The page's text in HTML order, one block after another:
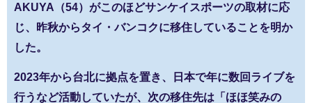
AKUYA（54）がこのほどサンケイスポーツの取材に応
じ、昨秋からタイ・バンコクに移住していることを明か
した。
2023年から台北に拠点を置き、日本で年に数回ライブを
行うなど活動していたが、次の移住先は「ほほ笑みの